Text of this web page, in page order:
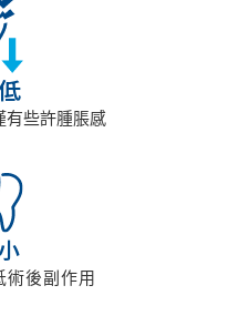
有些許腫脹感
術後副作用